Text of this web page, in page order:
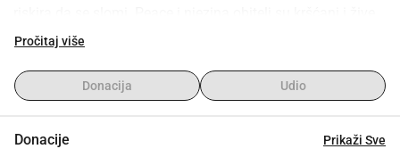
na sjeveru Nigerije, jednoj od najopasnijih zona za
poput Boko Harama i ISWAP-a otežava svakodnevni život i
ispunjava ga strahom. Unatoč tome, Peace se nije predala:
Pročitaj više
Donacija Udio
Donacije Prikaži Sve